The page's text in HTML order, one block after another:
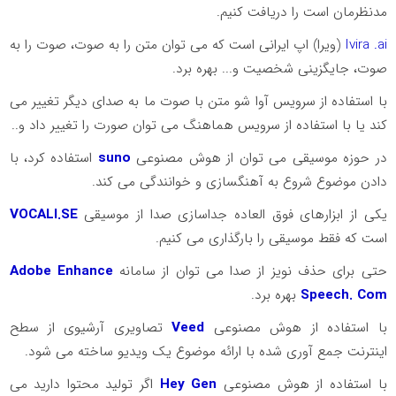
مدنظرمان است را دریافت کنیم.
Ivira .ai (ویرا) اپ ایرانی است که می توان متن را به صوت، صوت را به
صوت، جایگزینی شخصیت و... بهره برد.
با استفاده از سرویس آوا شو متن با صوت ما به صدای دیگر تغییر می
کند یا با استفاده از سرویس هماهنگ می توان صورت را تغییر داد و..
در حوزه موسیقی می توان از هوش مصنوعی suno استفاده کرد، با
دادن موضوع شروع به آهنگسازی و خوانندگی می کند.
یکی از ابزارهای فوق العاده جداسازی صدا از موسیقیVOCALI.SE
است که فقط موسیقی را بارگذاری می کنیم.
حتی برای حذف نویز از صدا می توان از سامانهAdobe Enhance
Speech. Com بهره برد.
با استفاده از هوش مصنوعی Veedتصاویری آرشیوی از سطح
اینترنت جمع آوری شده با ارائه موضوع یک ویدیو ساخته می شود.
با استفاده از هوش مصنوعی Hey Gen اگر تولید محتوا دارید می